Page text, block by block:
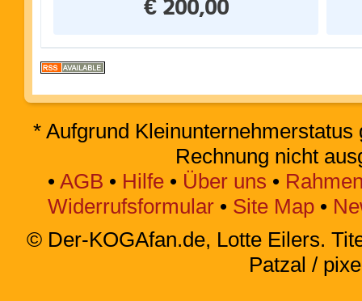
€ 200,00
* Aufgrund
Rechnung nicht
• AGB • Hilfe• Über uns •
Widerrufsformular • Site Map •
© Der-KOGAfan.de, Lotte Eilers.
Patzal /